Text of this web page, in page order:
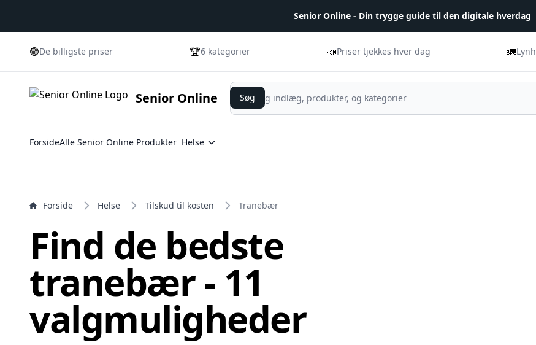
Senior Online - Din trygge guide til den digitale hverdag
🟢De billigste priser 🏆6 kategorier 📣Priser tjekkes hver dag 🚛
Senior Online
Søg
Søg
ForsideAlle Senior Online Produkter Helse
Forside Helse Tilskud til kosten Tranebær
Find de bedste
tranebær - 11
valgmuligheder